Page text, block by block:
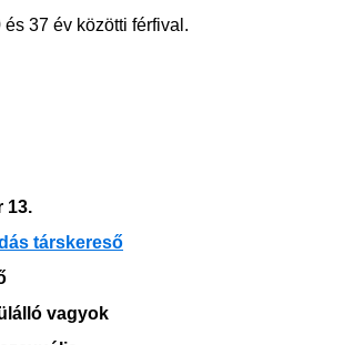
37 év közötti férfival.
13.
társkereső
vagyok